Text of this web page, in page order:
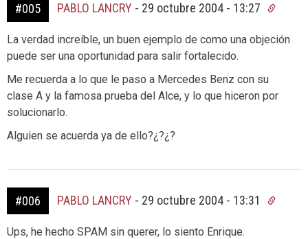
#005 PABLO LANCRY - 29 octubre 2004 - 13:27
La verdad increíble, un buen ejemplo de como una objeción
puede ser una oportunidad para salir fortalecido.
Me recuerda a lo que le paso a Mercedes Benz con su
clase A y la famosa prueba del Alce, y lo que hiceron por
solucionarlo.
Alguien se acuerda ya de ello?¿?¿?
#006 PABLO LANCRY - 29 octubre 2004 - 13:31
Ups, he hecho SPAM sin querer, lo siento Enrique.